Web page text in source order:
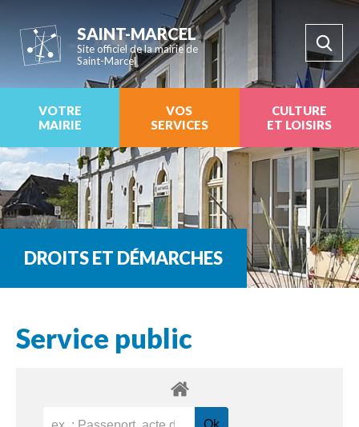
SAINT-MARCEL
Site officiel de la mairie de
Saint-Marcel
VOTRE
MAIRIE
VOS
SERVICES
CULTURE
ET LOISIRS
DROITS ET DÉMARCHES
Service public